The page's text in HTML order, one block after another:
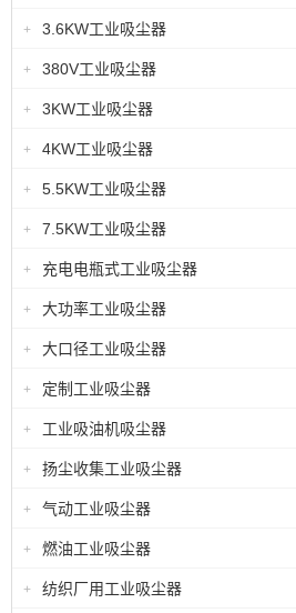
+ 3.6KW工业吸尘器
+ 380V工业吸尘器
+ 3KW工业吸尘器
+ 4KW工业吸尘器
+ 5.5KW工业吸尘器
+ 7.5KW工业吸尘器
+ 充电电瓶式工业吸尘器
+ 大功率工业吸尘器
+ 大口径工业吸尘器
+ 定制工业吸尘器
+ 工业吸油机吸尘器
+ 扬尘收集工业吸尘器
+ 气动工业吸尘器
+ 燃油工业吸尘器
+ 纺织厂用工业吸尘器